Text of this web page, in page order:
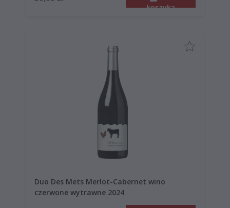
koszyka
Duo Des Mets Merlot-Cabernet wino
czerwone wytrawne 2024